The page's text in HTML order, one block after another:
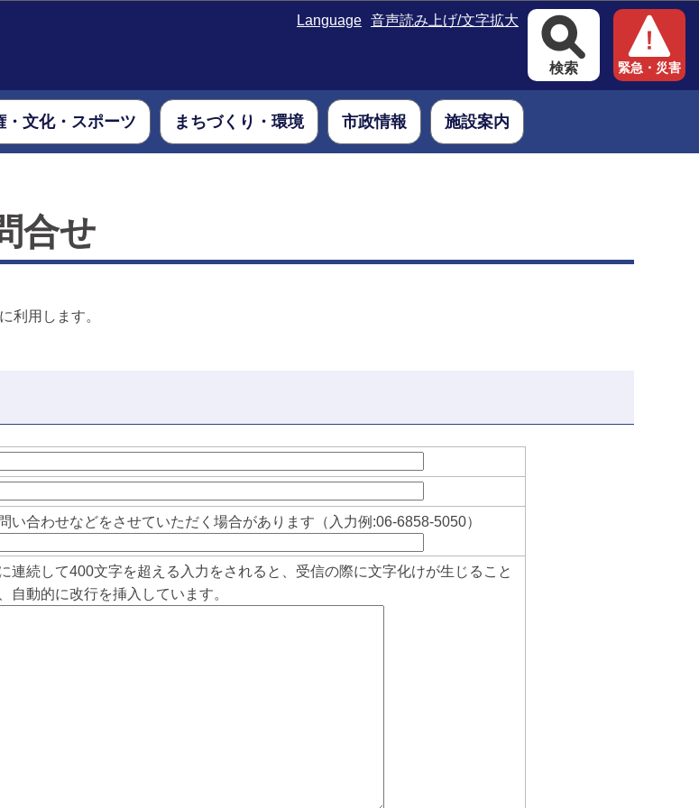
Language 音声読み上げ/文字拡大
検索 緊急・災害
・文化・スポーツ まちづくり・環境 市政情報 施設案内
合せ
利用します。
い合わせなどをさせていただく場合があります（入力例:06-6858-5050）
連続して400文字を超える入力をされると、受信の際に文字化けが生じること
自動的に改行を挿入しています。